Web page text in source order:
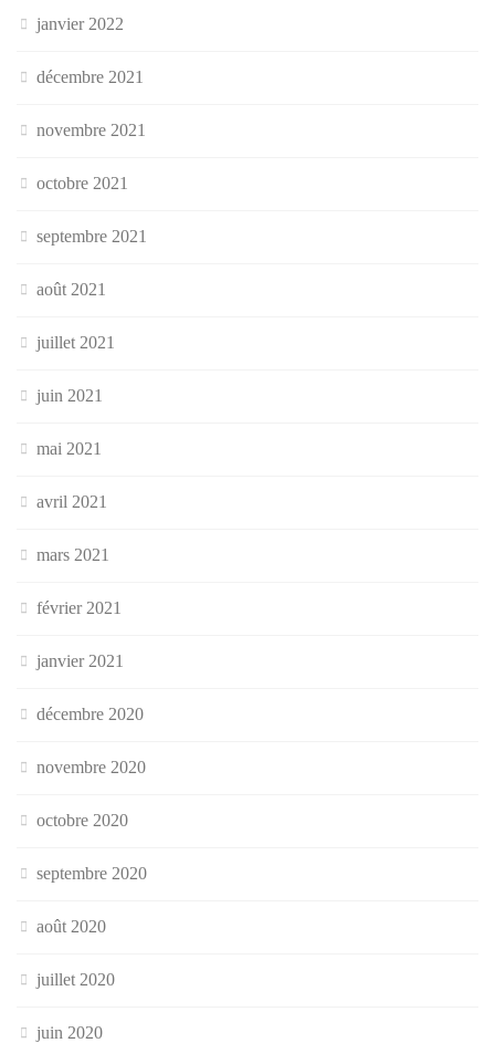
janvier 2022
décembre 2021
novembre 2021
octobre 2021
septembre 2021
août 2021
juillet 2021
juin 2021
mai 2021
avril 2021
mars 2021
février 2021
janvier 2021
décembre 2020
novembre 2020
octobre 2020
septembre 2020
août 2020
juillet 2020
juin 2020